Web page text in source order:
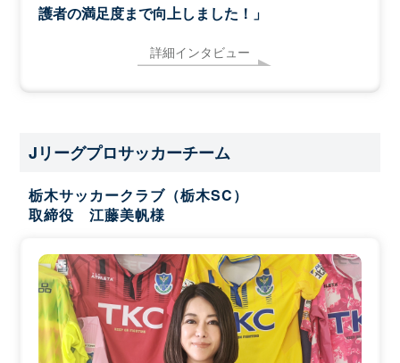
護者の満足度まで向上しました！」
詳細インタビュー
Jリーグプロサッカーチーム
栃木サッカークラブ（栃木SC）
取締役 江藤美帆様